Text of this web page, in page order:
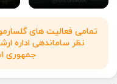
تمامی فعالیت های
نظر ساماندهی اداره
جمهوری